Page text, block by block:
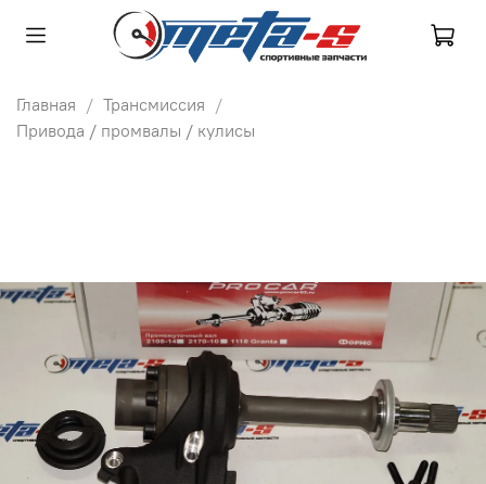
Главная
Трансмиссия
Привода / промвалы / кулисы